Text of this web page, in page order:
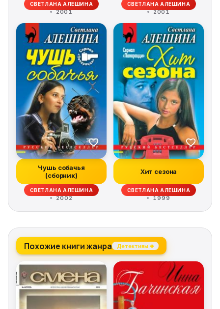
СВЕТЛАНА АЛЕШИНА
2001
СВЕТЛАНА АЛЕШИНА
2001
Чушь собачья
(сборник)
СВЕТЛАНА АЛЕШИНА
2002
Хит сезона
СВЕТЛАНА АЛЕШИНА
1999
Похожие книги жанра Детективы →